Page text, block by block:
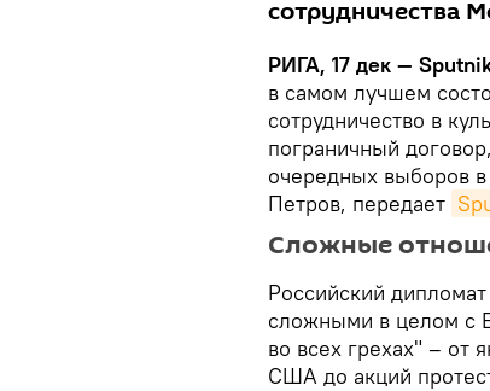
сотрудничества
РИГА, 17 дек —
в самом лучшем
сотрудничество в
пограничный
очередных выборов
Петров, передает
Сложные
Российский
сложными в целом с
во всех грехах" – от
США до акций